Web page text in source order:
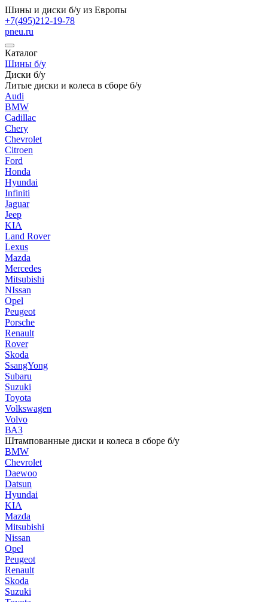
Шины и диски б/у из Европы
+7(495)212-19-78
pneu.ru
Каталог
Шины б/у
Диски б/у
Литые диски и колеса в сборе б/у
Audi
BMW
Cadillac
Chery
Chevrolet
Citroen
Ford
Honda
Hyundai
Infiniti
Jaguar
Jeep
KIA
Land Rover
Lexus
Mazda
Mercedes
Mitsubishi
NIssan
Opel
Peugeot
Porsche
Renault
Rover
Skoda
SsangYong
Subaru
Suzuki
Toyota
Volkswagen
Volvo
ВАЗ
Штампованные диски и колеса в сборе б/у
BMW
Chevrolet
Daewoo
Datsun
Hyundai
KIA
Mazda
Mitsubishi
Nissan
Opel
Peugeot
Renault
Skoda
Suzuki